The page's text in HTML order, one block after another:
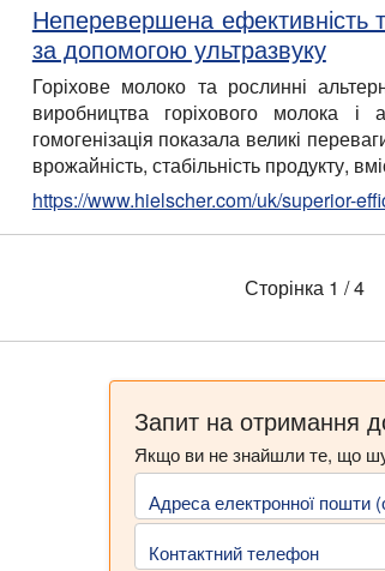
Неперевершена ефективність
за допомогою ультразвуку
Горіхове молоко та рослинні
виробництва горіхового молока і
гомогенізація показала великі
врожайність, стабільність продукту,
https://www.hielscher.com/uk/superior-
Сторінка 1 / 4
Запит на отримання
Якщо ви не знайшли те, що
Адреса електронної пошти
Контактний телефон